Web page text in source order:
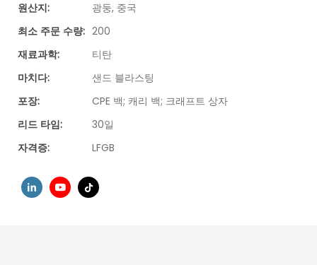
원산지:
광둥, 중국
최소 주문 수량: 200
재료과학:
티탄
마치다:
샌드 블라스팅
포장:
CPE 백; 캐리 백; 크래프트 상자
리드 타임:
30일
자격증:
LFGB